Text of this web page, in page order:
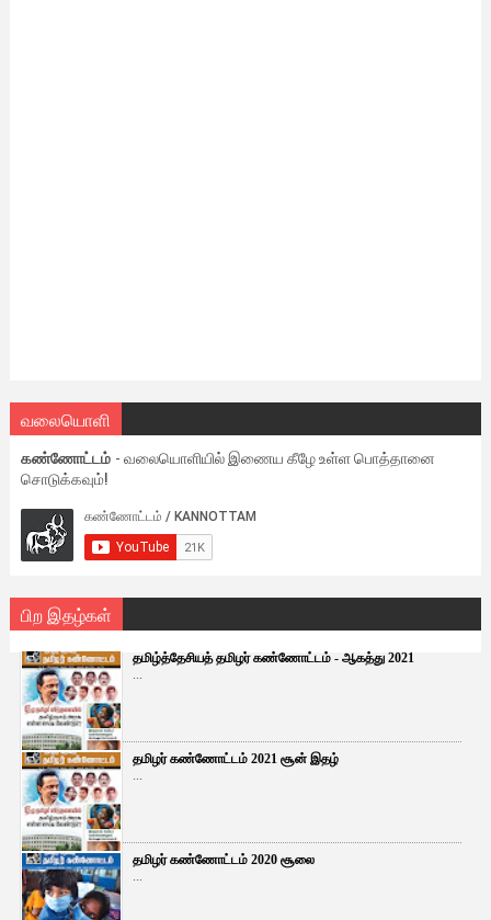
வலையொளி
கண்ணோட்டம் - வலையொளியில் இணைய கீழே உள்ள பொத்தானை
சொடுக்கவும்!
பிற இதழ்கள்
தமிழ்த்தேசியத் தமிழர் கண்ணோட்டம் - ஆகத்து 2021
...
தமிழர் கண்ணோட்டம் 2021 சூன் இதழ்
...
தமிழர் கண்ணோட்டம் 2020 சூலை
...